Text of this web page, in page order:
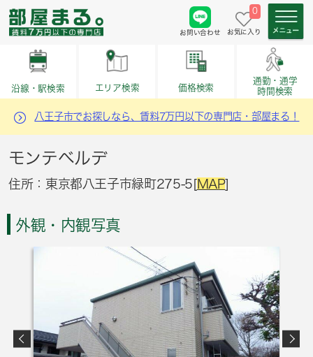
お問い合わせ
0
お気に入り
沿線・駅検索 エリア検索 価格検索
通勤・通学
時間検索
八王子市でお探しなら、賃料7万円以下の専門店・部屋まる！
モンテベルデ
住所：東京都八王子市緑町275-5[MAP]
外観・内観写真